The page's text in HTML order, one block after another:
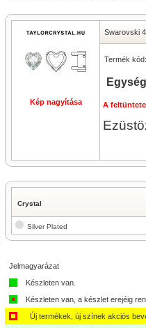
Kép nagyítása
Swarovski
Termék kód:
A
Crystal
Silver Plated
Jelmagyarázat
Készleten van.
Készleten van, a készlet erejéig
Új termékek, új színek akciós